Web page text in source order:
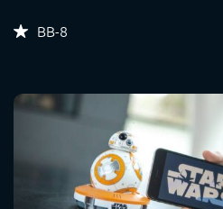
BB-8